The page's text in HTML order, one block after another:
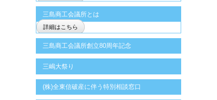
三島商工会議所とは
詳細はこちら
三島商工会議所創立80周年記念
三嶋大祭り
(株)全東信破産に伴う特別相談窓口